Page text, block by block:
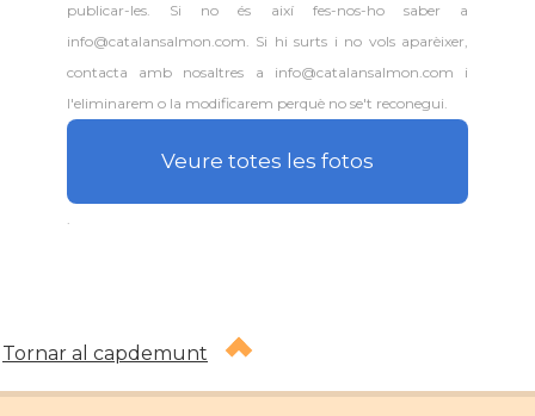
publicar-les. Si no és així fes-nos-ho saber a
info@catalansalmon.com. Si hi surts i no vols aparèixer,
contacta amb nosaltres a info@catalansalmon.com i
l'eliminarem o la modificarem perquè no se't reconegui.
Veure totes les fotos
Tornar al capdemunt